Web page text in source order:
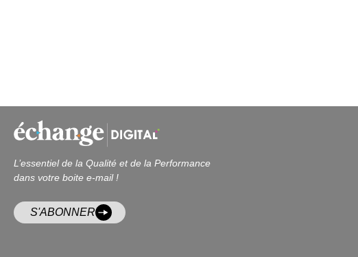
L’essentiel de la Qualité et de la Performance
dans votre boite e-mail !
S'ABONNER